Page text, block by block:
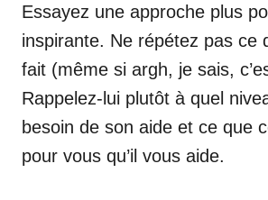
Essayez une approche plus
inspirante. Ne répétez pas ce
fait (même si argh, je sais,
Rappelez-lui plutôt à quel
besoin de son aide et ce que
pour vous qu’il vous aide.